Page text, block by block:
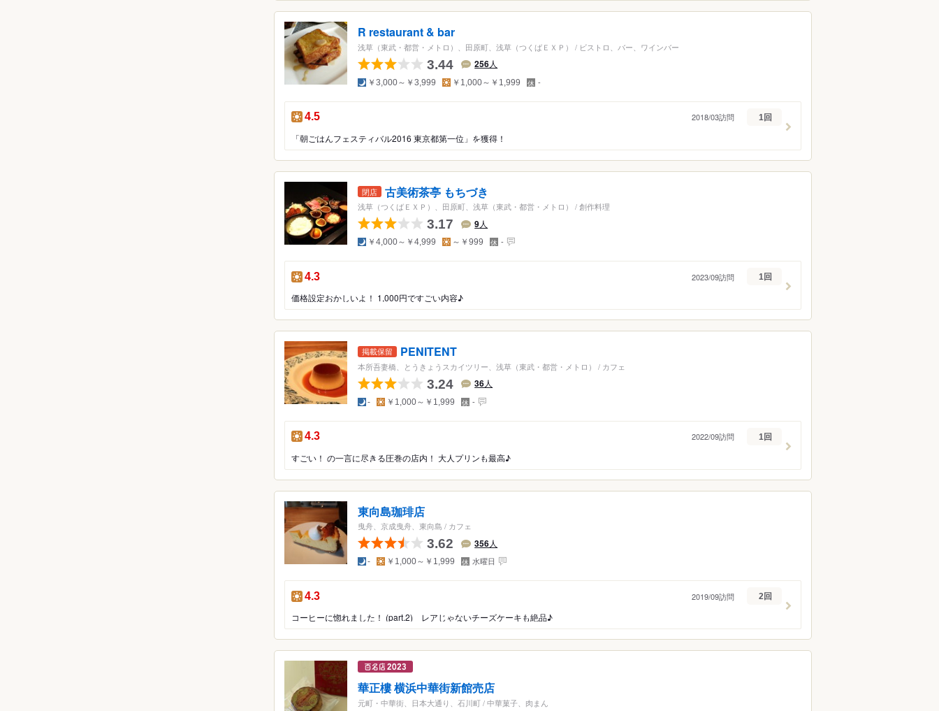
R restaurant & bar
浅草（東武・都営・メトロ）、田原町、浅草（つくばＥＸＰ） / ビストロ、バー、ワインバー
3.44 256人
夜 ￥3,000～￥3,999 昼 ￥1,000～￥1,999 定
休
日
-
昼の点数：
4.5
「朝ごはんフェスティバル2016 東京都第一位」を獲得！
2018/03訪問 1回
閉店 古美術茶亭 もちづき
浅草（つくばＥＸＰ）、田原町、浅草（東武・都営・メトロ） /創作料理
3.17 9人
夜 ￥4,000～￥4,999 昼 ～￥999 定
休
日
-
昼の点数：
4.3
価格設定おかしいよ！ 1,000円ですごい内容♪
2023/09訪問 1回
掲載保留 PENITENT
本所吾妻橋、とうきょうスカイツリー、浅草（東武・都営・メトロ） / カフェ
3.24 36人
夜- 昼 ￥1,000～￥1,999 定
休
日
-
昼の点数：
4.3
すごい！ の一言に尽きる圧巻の店内！ 大人プリンも最高♪
2022/09訪問 1回
東向島珈琲店
曳舟、京成曳舟、東向島 / カフェ
3.62 356人
夜- 昼 ￥1,000～￥1,999 定
休
日
水曜日
昼の点数：
4.3
コーヒーに惚れました！ (part.2) レアじゃないチーズケーキも絶品♪
2019/09訪問 2回
華正樓 横浜中華街新館売店
元町・中華街、日本大通り、石川町/中華菓子、肉まん